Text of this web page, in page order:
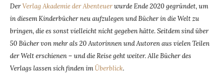
DerVerlag Akademie der Abenteuerwurde Ende 2020 gegründet, um
in diesem Kinderbücher neu aufzulegen und Bücher in die Welt zu
bringen, die es sonst vielleicht nicht gegeben hätte. Seitdem sind über
50 Bücher von mehr als 20 Autorinnen und Autoren aus vielen Teilen
der Welt erschienen – und die Reise geht weiter. Alle Bücher des
Verlags lassen sich finden imÜberblick.